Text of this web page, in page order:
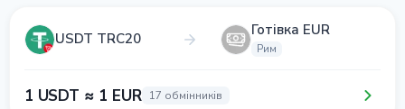
USDT TRC20 Готівка EUR
Рим
1 USDT ≈ 1 EUR 17 обмінників